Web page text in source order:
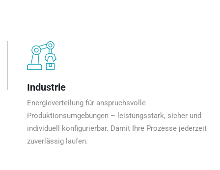
Industrie
Energieverteilung für anspruchsvolle
Produktionsumgebungen – leistungsstark, sicher und
individuell konfigurierbar. Damit Ihre Prozesse jederzeit
zuverlässig laufen.